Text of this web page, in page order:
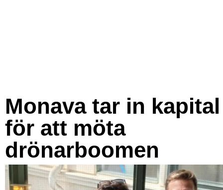
Monava tar in kapital
för att möta
drönarboomen